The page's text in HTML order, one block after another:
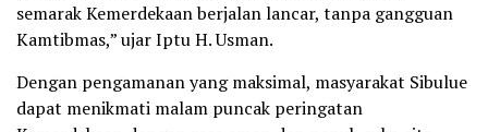
semarak Kemerdekaan berjalan lancar, tanpa gangguan
Kamtibmas,” ujar Iptu H. Usman.
Dengan pengamanan yang maksimal, masyarakat Sibulue
dapat menikmati malam puncak peringatan